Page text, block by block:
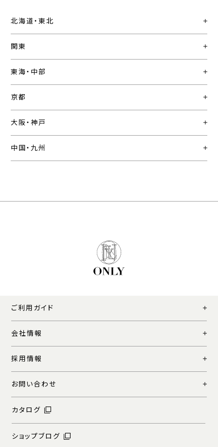
北海道・東北
関東
東海・中部
京都
大阪・神戸
中国・九州
ご利用ガイド
会社情報
採用情報
お問い合わせ
カタログ
ショップブログ